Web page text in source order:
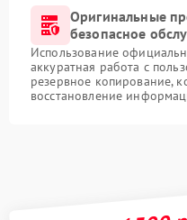
Оригинальные
безопасное
Использование
аккуратная работа с
резервное копирование,
восстановление